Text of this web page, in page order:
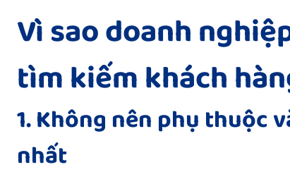
Vì sao doanh
tìm kiếm khách
1. Không nên phụ thuộc
nhất